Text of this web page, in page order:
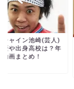
シャイン池崎(芸人)
歴や出身高校は？年
動画まとめ！